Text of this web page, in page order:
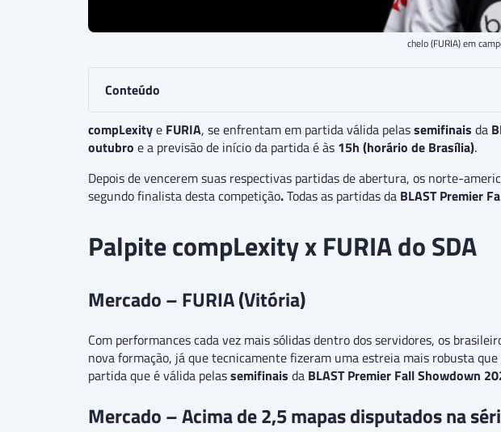
chelo (FURIA) em
Conteúdo
compLexitye FURIA, se enfrentam em partida válida pelassemifinais da
outubro e a previsão de início da partida é às 15h (horário de Brasília).
Depois de vencerem suas respectivas partidas de abertura, os norte-
segundo finalista desta competição.Todas as partidas da BLAST Premier
Palpite compLexity x FURIA do SDA
Mercado – FURIA (Vitória)
Com performances cada vez mais sólidas dentro dos servidores, os
nova formação, já que tecnicamente fizeram uma estreia mais robusta que
partida que é válida pelassemifinais da BLAST Premier Fall Showdown
Mercado – Acima de 2,5 mapas disputados na